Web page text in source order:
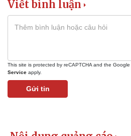
Viết bình luận
This site is protected by reCAPTCHA and the Google
Service apply.
Gửi tin